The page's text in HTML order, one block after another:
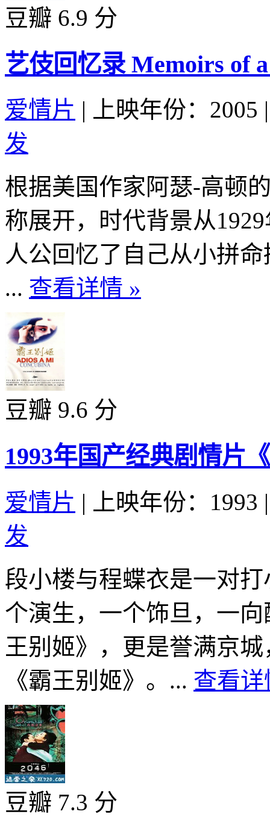
豆瓣 6.9 分
艺伎回忆录 Memoirs of
爱情片 | 上映年份：2005 |
发
根据美国作家阿瑟-高顿
称展开，时代背景从
人公回忆了自己从小拼
... 查看详情 »
豆瓣 9.6 分
1993年国产经典剧情片
爱情片 | 上映年份：1993 |
发
段小楼与程蝶衣是一对
个演生，一个饰旦，一
王别姬》，更是誉满京
《霸王别姬》。... 查看详
豆瓣 7.3 分